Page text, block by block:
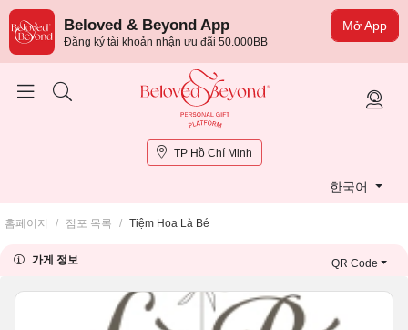
Mở App
Beloved & Beyond App
Đăng ký tài khoản nhận ưu đãi 50.000BB
TP Hồ Chí Minh
한국어
홈페이지 / 점포 목록 / Tiệm Hoa Là Bé
가게 정보 QR Code